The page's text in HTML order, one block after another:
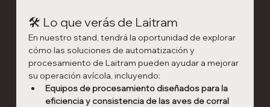
🛠 Lo que verás de Laitram
En nuestro stand, tendrá la oportunidad de explorar
cómo las soluciones de automatización y
procesamiento de Laitram pueden ayudar a mejorar
su operación avícola, incluyendo:
Equipos de procesamiento diseñados para la
eficiencia y consistencia de las aves de corral